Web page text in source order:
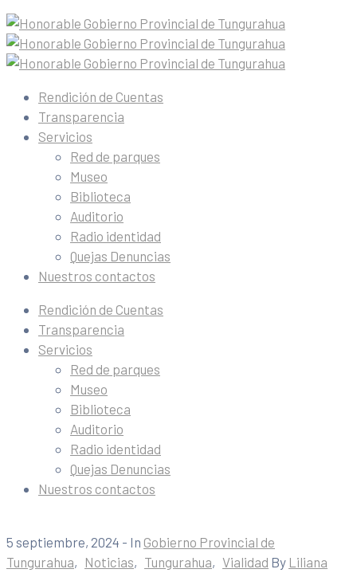
Rendición de Cuentas
Transparencia
Servicios
Red de parques
Museo
Biblioteca
Auditorio
Radio identidad
Quejas Denuncias
Nuestros contactos
Rendición de Cuentas
Transparencia
Servicios
Red de parques
Museo
Biblioteca
Auditorio
Radio identidad
Quejas Denuncias
Nuestros contactos
5 septiembre, 2024 - In Gobierno Provincial de
Tungurahua‚ Noticias‚ Tungurahua‚ Vialidad By Liliana